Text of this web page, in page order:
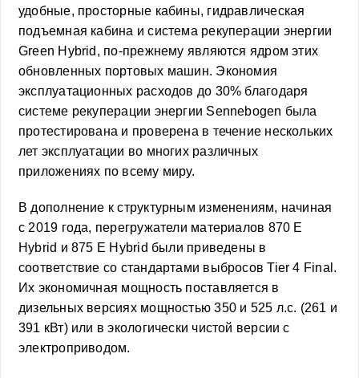
удобные, просторные кабины, гидравлическая
подъемная кабина и система рекуперации энергии
Green Hybrid, по-прежнему являются ядром этих
обновленных портовых машин. Экономия
эксплуатационных расходов до 30% благодаря
системе рекуперации энергии Sennebogen была
протестирована и проверена в течение нескольких
лет эксплуатации во многих различных
приложениях по всему миру.
В дополнение к структурным изменениям, начиная
с 2019 года, перегружатели материалов 870 E
Hybrid и 875 E Hybrid были приведены в
соответствие со стандартами выбросов Tier 4 Final.
Их экономичная мощность поставляется в
дизельных версиях мощностью 350 и 525 л.с. (261 и
391 кВт) или в экологически чистой версии с
электроприводом.